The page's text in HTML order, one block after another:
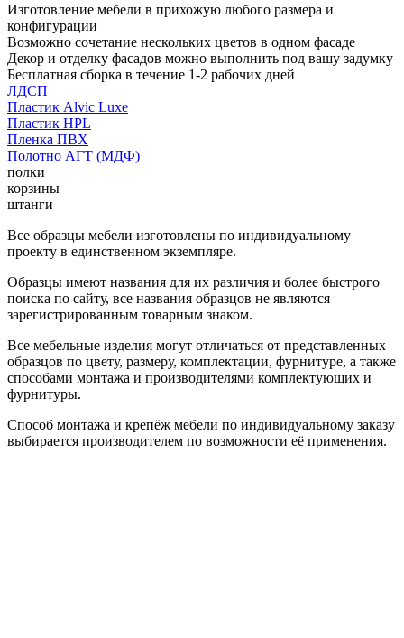
Изготовление мебели в прихожую любого размера и
конфигурации
Возможно сочетание нескольких цветов в одном фасаде
Декор и отделку фасадов можно выполнить под вашу задумку
Бесплатная сборка в течение 1-2 рабочих дней
ЛДСП
Пластик Alvic Luxe
Пластик HPL
Пленка ПВХ
Полотно АГТ (МДФ)
полки
корзины
штанги
Все образцы мебели изготовлены по индивидуальному
проекту в единственном экземпляре.
Образцы имеют названия для их различия и более быстрого
поиска по сайту, все названия образцов не являются
зарегистрированным товарным знаком.
Все мебельные изделия могут отличаться от представленных
образцов по цвету, размеру, комплектации, фурнитуре, а также
способами монтажа и производителями комплектующих и
фурнитуры.
Способ монтажа и крепёж мебели по индивидуальному заказу
выбирается производителем по возможности её применения.